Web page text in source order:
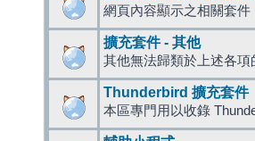
網頁內容顯示之相關套
擴充套件 - 其他
其他無法歸類於上述各項
Thunderbird 擴充套件
本區專門用以收錄